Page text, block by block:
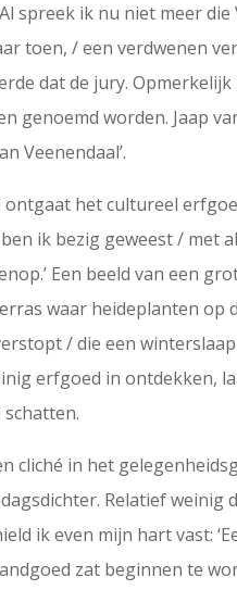
spreek ik nu niet meer
toen, / een verdwenen
dat de jury.
genoemd worden. Jaap
Veenendaal’.
het cultureel
ik bezig geweest /
Een beeld van een
waar heideplanten op
/ die een
erfgoed in ontdekken,
cliché in het
Relatief
ik even mijn hart vast:
zat beginnen te